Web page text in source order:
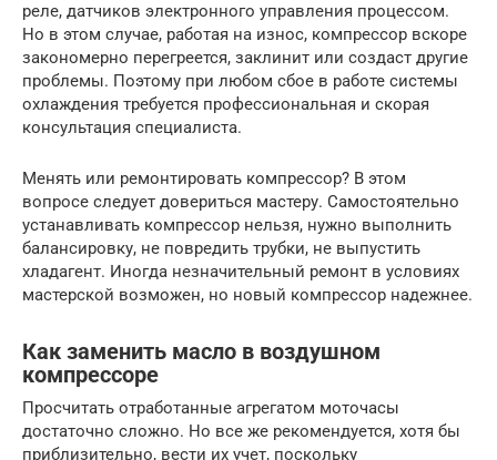
реле, датчиков электронного управления процессом.
Но в этом случае, работая на износ, компрессор вскоре
закономерно перегреется, заклинит или создаст другие
проблемы. Поэтому при любом сбое в работе системы
охлаждения требуется профессиональная и скорая
консультация специалиста.
Менять или ремонтировать компрессор? В этом
вопросе следует довериться мастеру. Самостоятельно
устанавливать компрессор нельзя, нужно выполнить
балансировку, не повредить трубки, не выпустить
хладагент. Иногда незначительный ремонт в условиях
мастерской возможен, но новый компрессор надежнее.
Как заменить масло в воздушном
компрессоре
Просчитать отработанные агрегатом моточасы
достаточно сложно. Но все же рекомендуется, хотя бы
приблизительно, вести их учет, поскольку